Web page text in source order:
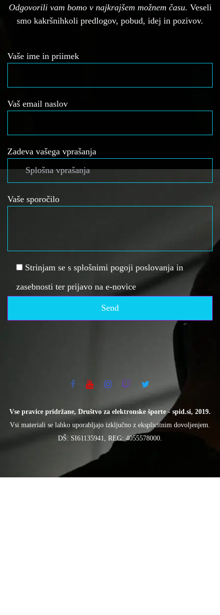
Odgovorili vam bomo v najkrajšem možnem času. Veseli
smo kakršnihkoli predlogov, pobud, idej in pozivov.
Vaše ime in priimek
Vaš email naslov
Zadeva vašega vprašanja
Vaše sporočilo
Strinjam se s splošnimi pogoji poslovanja in
zasebnosti ter prijavo na e-novice
Vse pravice pridržane, Društvo za elektronske športe - spid.si, 2019.
Vsi materiali se lahko uporabljajo izključno z eksplicitnim dovoljenjem.
DŠ: SI61135941, REG: 4055578000.